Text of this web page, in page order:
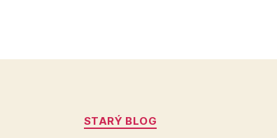
Rubriky
STARÝ BLOG